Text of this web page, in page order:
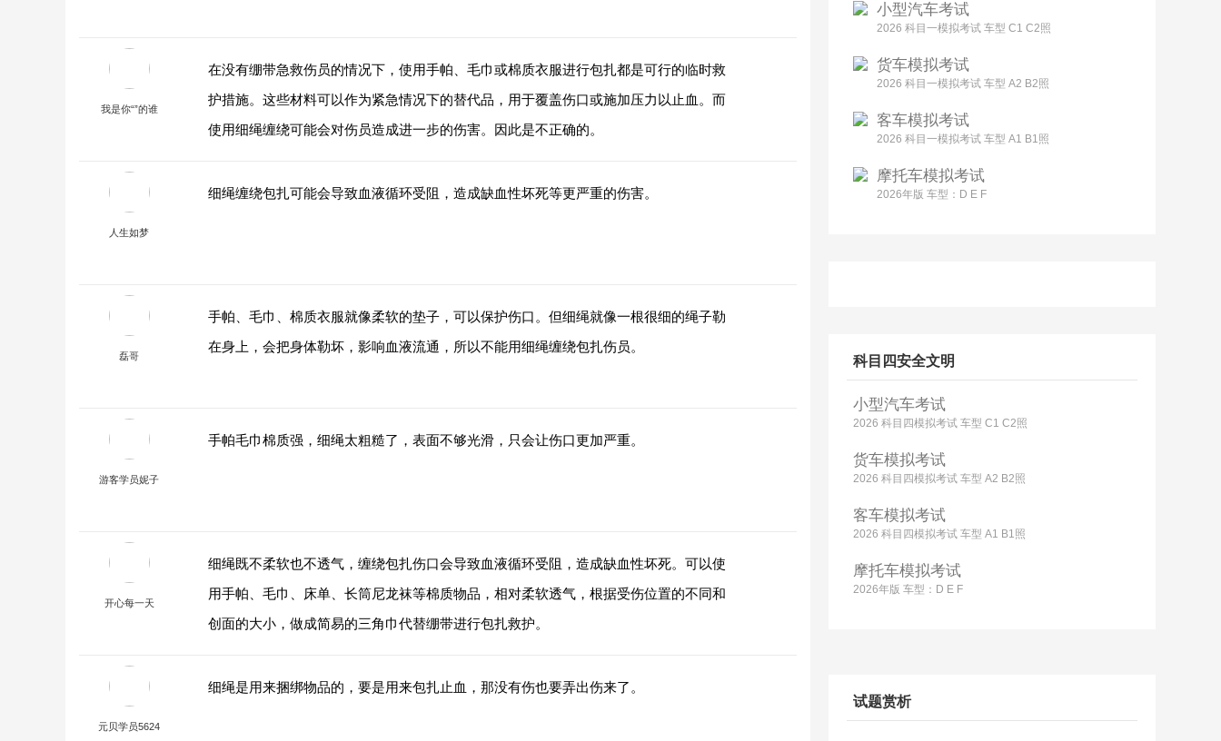
我是你“”的谁
在没有绷带急救伤员的情况下，使用手帕、毛巾或棉质衣服进行包扎都是可行的临时救
护措施。这些材料可以作为紧急情况下的替代品，用于覆盖伤口或施加压力以止血。而
使用细绳缠绕可能会对伤员造成进一步的伤害。因此是不正确的。
人生如梦
细绳缠绕包扎可能会导致血液循环受阻，造成缺血性坏死等更严重的伤害。
磊哥
手帕、毛巾、棉质衣服就像柔软的垫子，可以保护伤口。但细绳就像一根很细的绳子勒
在身上，会把身体勒坏，影响血液流通，所以不能用细绳缠绕包扎伤员。
游客学员妮子
手帕毛巾棉质强，细绳太粗糙了，表面不够光滑，只会让伤口更加严重。
开心每一天
细绳既不柔软也不透气，缠绕包扎伤口会导致血液循环受阻，造成缺血性坏死。可以使
用手帕、毛巾、床单、长筒尼龙袜等棉质物品，相对柔软透气，根据受伤位置的不同和
创面的大小，做成简易的三角巾代替绷带进行包扎救护。
元贝学员5624
细绳是用来捆绑物品的，要是用来包扎止血，那没有伤也要弄出伤来了。
小型汽车考试
2026 科目一模拟考试 车型 C1 C2照
货车模拟考试
2026 科目一模拟考试 车型 A2 B2照
客车模拟考试
2026 科目一模拟考试 车型 A1 B1照
摩托车模拟考试
2026年版 车型：D E F
科目四安全文明
小型汽车考试
2026 科目四模拟考试 车型 C1 C2照
货车模拟考试
2026 科目四模拟考试 车型 A2 B2照
客车模拟考试
2026 科目四模拟考试 车型 A1 B1照
摩托车模拟考试
2026年版 车型：D E F
试题赏析